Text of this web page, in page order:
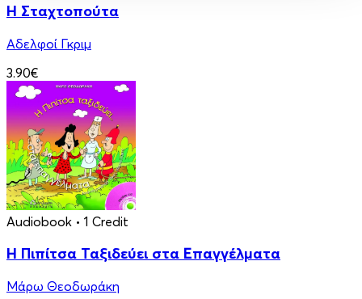
Η Σταχτοπούτα
Αδελφοί Γκριμ
3.90€
Audiobook • 1 Credit
Η Πιπίτσα Ταξιδεύει στα Επαγγέλματα
Μάρω Θεοδωράκη